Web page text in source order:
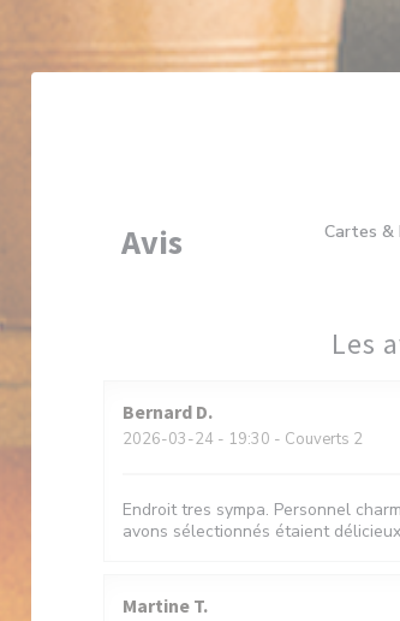
choix en matière de cookies
Cartes &
Avis
Les
Bernard D
2026-03-24 - 19:30 - Couverts 2
Endroit tres sympa. Personnel
avons sélectionnés étaient
Martine T